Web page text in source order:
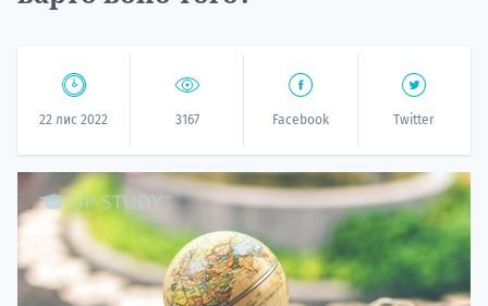
22 лис 2022 3167 Facebook Twitter